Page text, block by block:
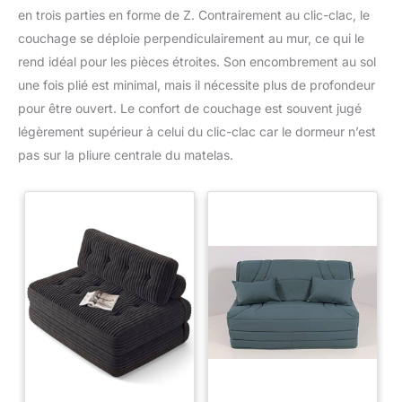
sans pieds très bas qui glisse
facilement sous les rebords de
fenêtre ou dans les alcôves.
pour faciliter le transport dans
les escaliers étroits, il est
parfait pour les étudiants, les
locations ou les petits salons.
multifonctionnel combine
pour transformer n'importe
compliqués. Ce canapé
convertible est livré presque
entièrement assemblé ; et de le
sortir de son emballage sous
vide pour qu'il reprenne sa
forme. Utilisable
immédiatement, il convient
aussi bien au salon principal
qu'à la chambre d'ami, au
bureau, voire à la véranda.
Investissez dans un mobilier
pratique qui s'adapte à votre
en trois parties en forme de Z. Contrairement au clic-clac, le
couchage se déploie perpendiculairement au mur, ce qui le
rend idéal pour les pièces étroites. Son encombrement au sol
une fois plié est minimal, mais il nécessite plus de profondeur
pour être ouvert. Le confort de couchage est souvent jugé
légèrement supérieur à celui du clic-clac car le dormeur n’est
pas sur la pliure centrale du matelas.